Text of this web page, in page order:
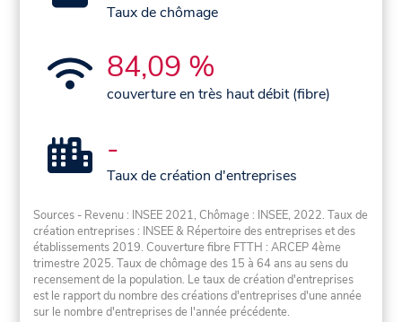
Taux de chômage
84,09 %
couverture en très haut débit (fibre)
-
Taux de création d'entreprises
Sources - Revenu : INSEE 2021, Chômage : INSEE, 2022. Taux de
création entreprises : INSEE & Répertoire des entreprises et des
établissements 2019. Couverture fibre FTTH : ARCEP 4ème
trimestre 2025. Taux de chômage des 15 à 64 ans au sens du
recensement de la population. Le taux de création d'entreprises
est le rapport du nombre des créations d'entreprises d'une année
sur le nombre d'entreprises de l'année précédente.